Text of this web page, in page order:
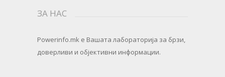
ЗА НАС
Powerinfo.mk e Вашата лабораторија за брзи,
доверливи и објективни информации.